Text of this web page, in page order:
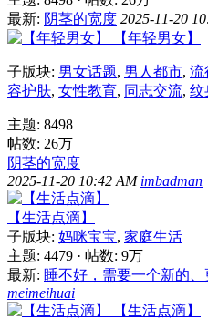
最新: 阴茎的宽度 2025-11-20
【年轻男女】
子版块: 男女话题, 男人都市, 流
容护肤, 女性教育, 同志交流, 纹
主题: 8498
帖数: 26万
阴茎的宽度
2025-11-20 10:42 AM imbadman
【生活点滴】
子版块: 妈咪宝宝, 家庭生活
主题: 4479 · 帖数: 9万
最新: 睡不好，需要一个新的、
meimeihuai
【生活点滴】